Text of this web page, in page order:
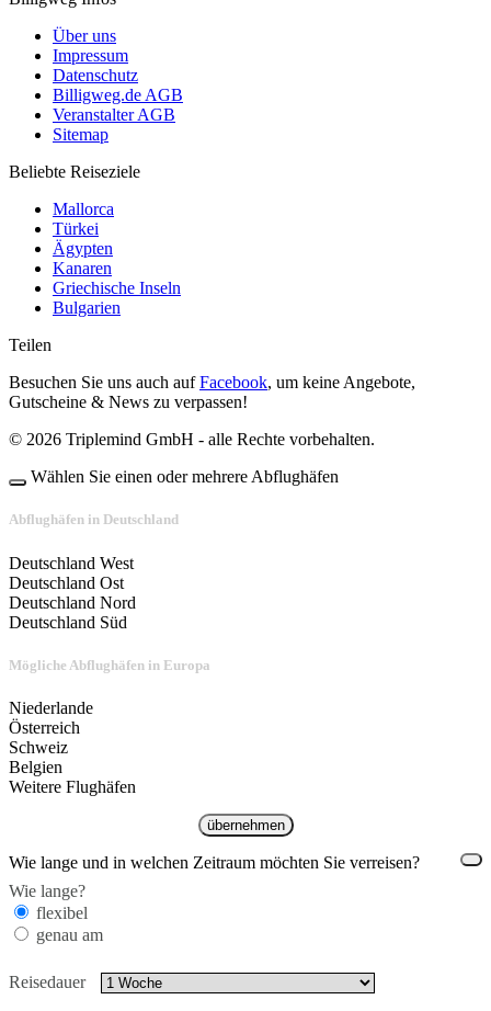
Über uns
Impressum
Datenschutz
Billigweg.de AGB
Veranstalter AGB
Sitemap
Beliebte Reiseziele
Mallorca
Türkei
Ägypten
Kanaren
Griechische Inseln
Bulgarien
Teilen
Besuchen Sie uns auch aufFacebook, um keine Angebote,
Gutscheine & News zu verpassen!
© 2026 Triplemind GmbH - alle Rechte vorbehalten.
Wählen Sie einen oder mehrere Abflughäfen
Abflughäfen in Deutschland
Deutschland West
Deutschland Ost
Deutschland Nord
Deutschland Süd
Mögliche Abflughäfen in Europa
Niederlande
Österreich
Schweiz
Belgien
Weitere Flughäfen
übernehmen
Wie lange und in welchen Zeitraum möchten Sie verreisen?
Wie lange?
flexibel
genau am
Reisedauer